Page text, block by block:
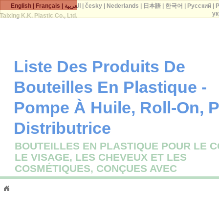
Taixing K.K. Plastic Co., Ltd.
Liste Des Produits De
Bouteilles En Plastique -
Pompe À Huile, Roll-On,
Distributrice
BOUTEILLES EN PLASTIQUE POUR LE
LE VISAGE, LES CHEVEUX ET LES
COSMÉTIQUES, CONÇUES AVEC
English Français العربية |česky Nederlands 日本語 한국어 Русский